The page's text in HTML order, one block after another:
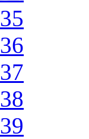
35
36
37
38
39